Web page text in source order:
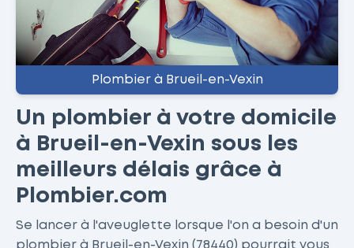
Plombier à Brueil-en-Vexin
Un plombier à votre domicile
à Brueil-en-Vexin sous les
meilleurs délais grâce à
Plombier.com
Se lancer à l'aveuglette lorsque l'on a besoin d'un
plombier à Brueil-en-Vexin (78440) pourrait vous